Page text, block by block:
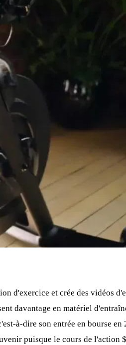
d'exercice et crée des vidéos
davantage en matériel
à-dire son entrée en bourse
puisque le cours de l'action